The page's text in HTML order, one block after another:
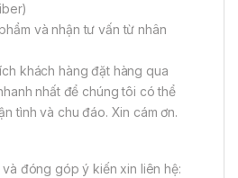
và nhận tư vấn từ nhân
khách hàng đặt hàng qua
nhất để chúng tôi có thể
tình và chu đáo. Xin cám ơn.
đóng góp ý kiến xin liên hệ: